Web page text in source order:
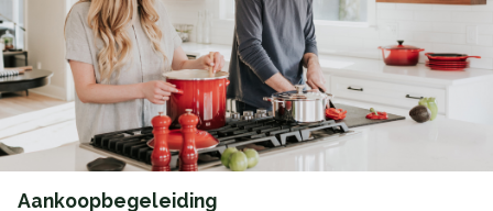
Aankoopbegeleiding